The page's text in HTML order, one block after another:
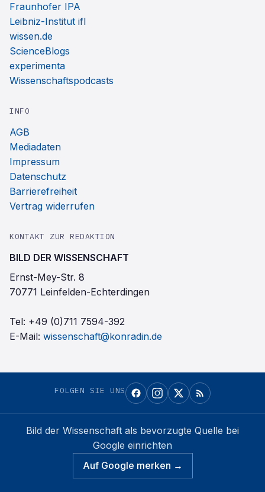
Fraunhofer IPA
Leibniz-Institut ifl
wissen.de
ScienceBlogs
experimenta
Wissenschaftspodcasts
INFO
AGB
Mediadaten
Impressum
Datenschutz
Barrierefreiheit
Vertrag widerrufen
KONTAKT ZUR REDAKTION
BILD DER WISSENSCHAFT
Ernst-Mey-Str. 8
70771 Leinfelden-Echterdingen
Tel: +49 (0)711 7594-392
E-Mail: wissenschaft@konradin.de
FOLGEN SIE UNS
Bild der Wissenschaft als bevorzugte Quelle bei
Google einrichten
Auf Google merken →